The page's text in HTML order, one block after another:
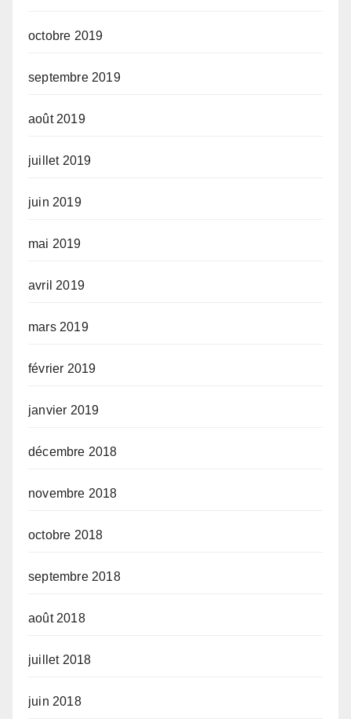
octobre 2019
septembre 2019
août 2019
juillet 2019
juin 2019
mai 2019
avril 2019
mars 2019
février 2019
janvier 2019
décembre 2018
novembre 2018
octobre 2018
septembre 2018
août 2018
juillet 2018
juin 2018